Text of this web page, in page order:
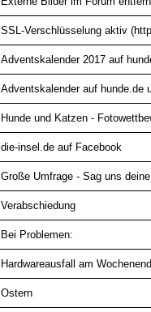
SSL-Verschlüsselung aktiv
Adventskalender 2017 auf
Adventskalender auf hunde.de
Hunde und Katzen -
die-insel.de auf Facebook
Große Umfrage - Sag uns
Verabschiedung
Bei Problemen:
Hardwareausfall am
Ostern